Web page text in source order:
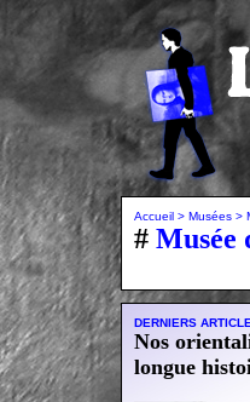
Accueil > Musées >
# Musée
DERNIERS
Nos
longue